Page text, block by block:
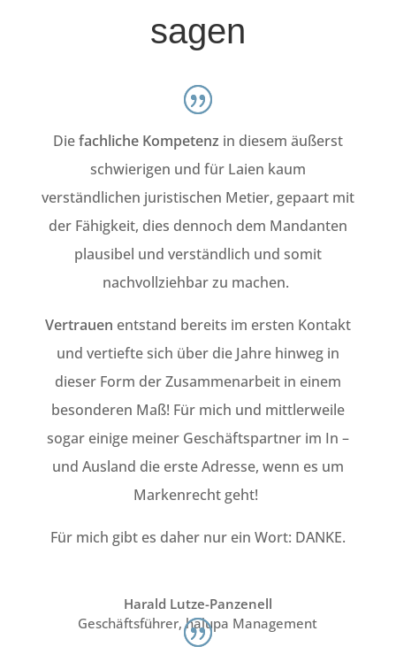
sagen
Diefachliche Kompetenz in diesem äußerst
schwierigen und für Laien kaum
verständlichen juristischen Metier, gepaart mit
der Fähigkeit, dies dennoch dem Mandanten
plausibel und verständlich und somit
nachvollziehbar zu machen.
Vertrauen entstand bereits im ersten Kontakt
und vertiefte sich über die Jahre hinweg in
dieser Form der Zusammenarbeit in einem
besonderen Maß! Für mich und mittlerweile
sogar einige meiner Geschäftspartner im In –
und Ausland die erste Adresse, wenn es um
Markenrecht geht!
Für mich gibt es daher nur ein Wort: DANKE.
Harald Lutze-Panzenell
Geschäftsführer, halupa Management